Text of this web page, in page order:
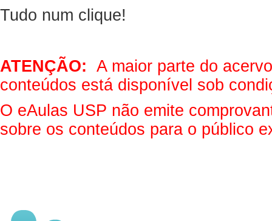
Tudo num clique!
ATENÇÃO: A maior parte do
conteúdos está disponível sob
O eAulas USP não emite
sobre os conteúdos para o público